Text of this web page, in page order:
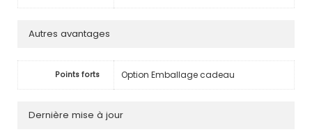
Autres avantages
Points forts Option Emballage cadeau
Dernière mise à jour